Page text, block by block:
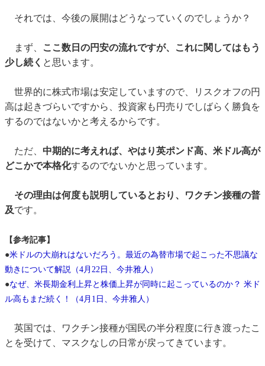
それでは、今後の展開はどうなっていくのでしょうか？
まず、
ここ数日の円安の流れですが、これに関してはもう
少し続く と思います。
世界的に株式市場は安定していますので、リスクオフの円
高は起きづらいですから、投資家も円売りでしばらく勝負を
するのではないかと考えるからです。
ただ、 中期的に考えれば、やはり英ポンド高、米ドル高が
どこかで本格化するのでないかと思っています。
その理由は何度も説明しているとおり、ワクチン接種の普
及です。
【参考記事】
●米ドルの大崩れはないだろう。最近の為替市場で起こった不思議な
動きについて解説（4月22日、今井雅人）
●なぜ、米長期金利上昇と株価上昇が同時に起こっているのか？ 米ド
ル高もまだ続く！（4月1日、今井雅人）
英国では、ワクチン接種が国民の半分程度に行き渡ったこ
とを受けて、マスクなしの日常が戻ってきています。